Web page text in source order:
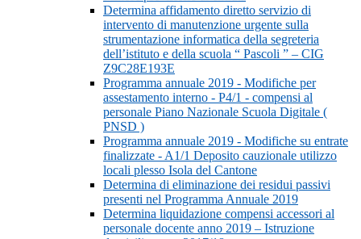
Determina affidamento diretto servizio di
intervento di manutenzione urgente sulla
strumentazione informatica della segreteria
dell’istituto e della scuola “ Pascoli ” – CIG
Z9C28E193E
Programma annuale 2019 - Modifiche per
assestamento interno - P4/1 - compensi al
personale Piano Nazionale Scuola Digitale (
PNSD )
Programma annuale 2019 - Modifiche su entrate
finalizzate - A1/1 Deposito cauzionale utilizzo
locali plesso Isola del Cantone
Determina di eliminazione dei residui passivi
presenti nel Programma Annuale 2019
Determina liquidazione compensi accessori al
personale docente anno 2019 – Istruzione